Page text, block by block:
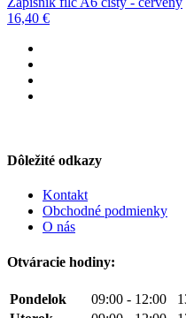
16,40 €
Dôležité odkazy
Kontakt
Obchodné podmienky
O nás
Otváracie hodiny:
Pondelok
09:00 - 12:00